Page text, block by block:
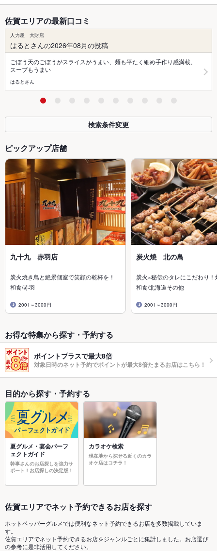
佐賀エリアの最新口コミ
人力屋 大財店
はるとさんの2026年08月の投稿
ごぼう天のごぼうがスライスがうまい、麺も平たく細め手作り感満載、
スープもうまい
はるとさん
検索条件変更
ピックアップ店舗
九十九 赤羽店
炭火焼き鳥と絶景個室で笑顔の乾杯を！
和食/赤羽
2001～3000円
炭火焼 北の鳥
炭火×秘伝のタレにこだわり
和食/北海道その他
2001～3000円
お得な特集から探す・予約する
ポイントプラスで最大8倍
対象日時のネット予約でポイントが最大8倍たまるお店はこちら！
目的から探す・予約する
夏グルメ・宴会パーフ
ェクトガイド
幹事さんのお店探しを強力サ
ポート！お店探しの決定版！
カラオケ検索
現在地から探せる近くのカラ
オケ店はコチラ！
佐賀エリアでネット予約できるお店を探す
ホットペッパーグルメでは便利なネット予約できるお店を多数掲載していま
す。
佐賀エリアでネット予約できるお店をジャンルごとに集計しました。お店選び
の参考に是非活用してください。